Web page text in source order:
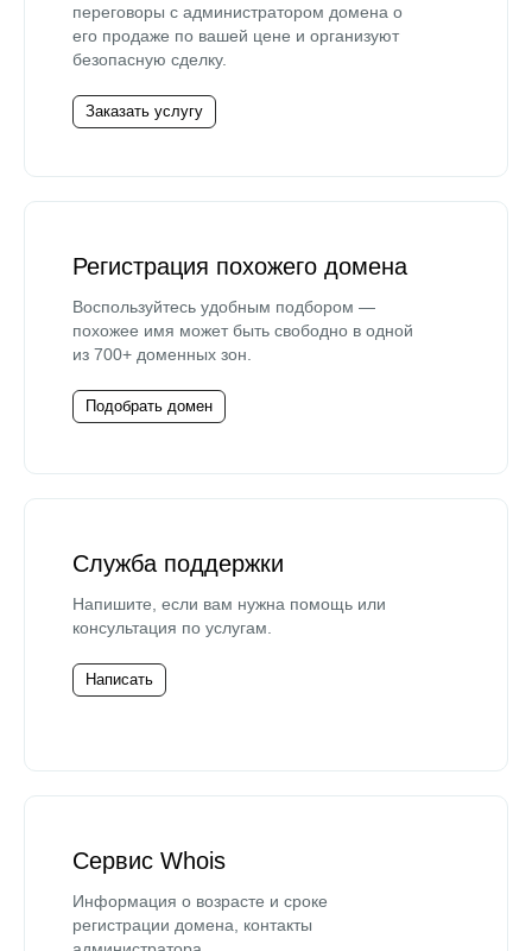
переговоры с администратором домена о
его продаже по вашей цене и организуют
безопасную сделку.
Заказать услугу
Регистрация похожего домена
Воспользуйтесь удобным подбором —
похожее имя может быть свободно в одной
из 700+ доменных зон.
Подобрать домен
Служба поддержки
Напишите, если вам нужна помощь или
консультация по услугам.
Написать
Сервис Whois
Информация о возрасте и сроке
регистрации домена, контакты